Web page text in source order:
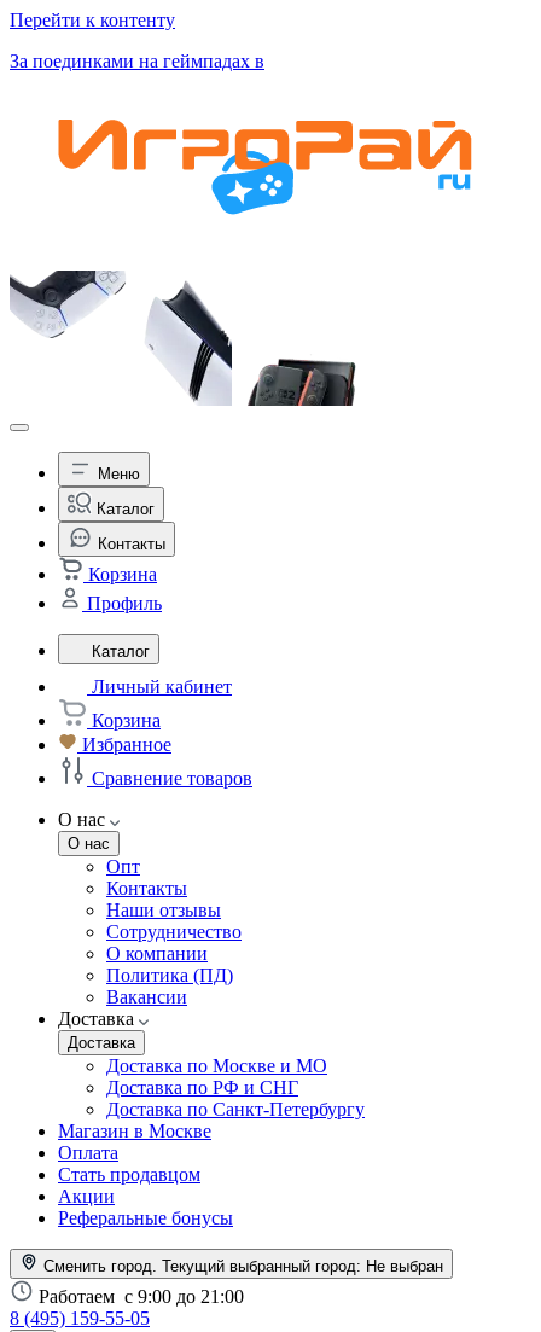
Перейти к контенту
За поединками на геймпадах в
Меню
Каталог
Контакты
Корзина
Профиль
Каталог
Личный кабинет
Корзина
Избранное
Сравнение товаров
О нас
О нас
Опт
Контакты
Наши отзывы
Сотрудничество
О компании
Политика (ПД)
Вакансии
Доставка
Доставка
Доставка по Москве и МО
Доставка по РФ и СНГ
Доставка по Санкт-Петербургу
Магазин в Москве
Оплата
Стать продавцом
Акции
Реферальные бонусы
Сменить город. Текущий выбранный город: Не выбран
Работаем с 9:00 до 21:00
8 (495) 159-55-05